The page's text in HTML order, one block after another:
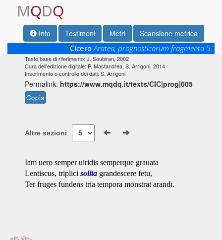
MQDQ
Info Testimoni Metri
Scansione metrica
Cicero Aratea, prognosticorum fragmenta5
Testo base di riferimento: J. Soubiran, 2002
Cura dell'edizione digitale: P. Mastandrea, S. Arrigoni, 2014
Inserimento e controllo dei dati: S. Arrigoni
Permalink: https://www.mqdq.it/texts/CIC|prog|005
Copia
Altre sezioni
Iam uero semper uiridis semperque grauata
Lentiscus, triplici solita grandescere fetu,
Ter fruges fundens tria tempora monstrat arandi.